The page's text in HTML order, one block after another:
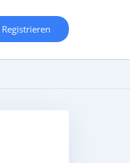
Registrieren